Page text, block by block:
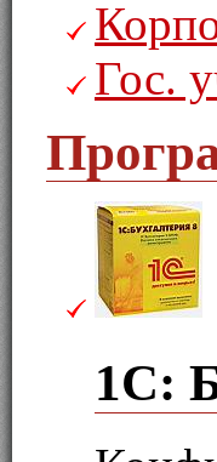
Гос.
1С: